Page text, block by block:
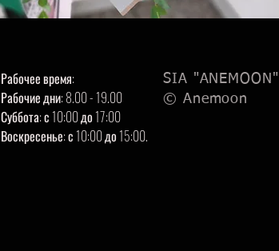
Рабочее время:
Рабочие дни: 8.00 - 19.00
Суббота: с 10:00 до 17:00
Воскресенье: с 10:00 до 15:00.
SIA "ANEMOON"
© Anemoon